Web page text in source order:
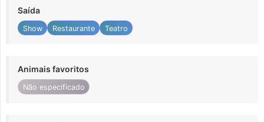
Saída
Show Restaurante Teatro
Animais favoritos
Não especificado